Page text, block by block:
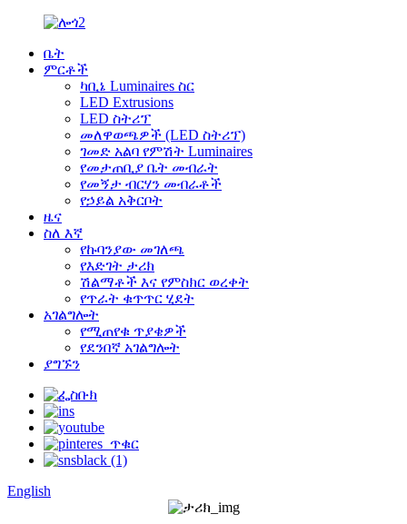
ቤት
ምርቶች
ካቢኔ Luminaires ስር
LED Extrusions
LED ስትሪፕ
መለዋወጫዎች (LED ስትሪፕ)
ገመድ አልባ የምሽት Luminaires
የመታጠቢያ ቤት መብራት
የመኝታ ብርሃን መብራቶች
የኃይል አቅርቦት
ዜና
ስለ እኛ
የኩባንያው መገለጫ
የእድገት ታሪክ
ሽልማቶች እና የምስክር ወረቀት
የጥራት ቁጥጥር ሂደት
አገልግሎት
የሚጠየቁ ጥያቄዎች
የደንበኛ አገልግሎት
ያግኙን
English